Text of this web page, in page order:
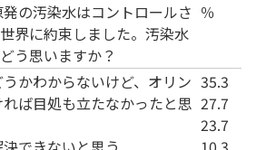
の汚染水はコントロールさ
界に約束しました。汚染水
う思いますか？
％
かわからないけど、オリン
ば目処も立たなかったと思
35.3
27.7
23.7